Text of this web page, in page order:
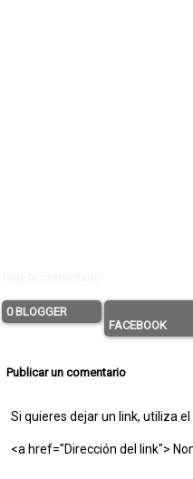
0 BLOGGER
FACEBOOK
Publicar un comentario
Si quieres dejar un link, utiliza
<a href="Dirección del link">